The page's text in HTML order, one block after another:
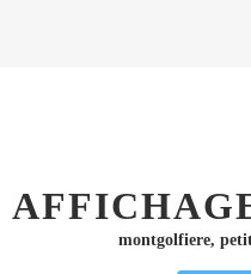
montgolfiere,